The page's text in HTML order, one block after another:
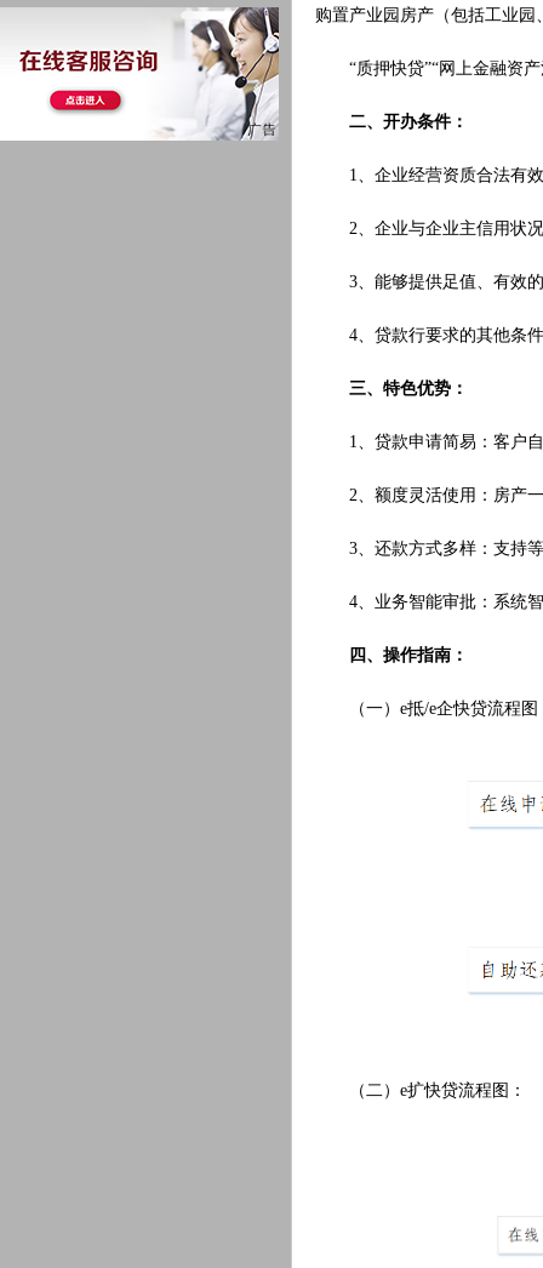
购置产业园房产（包括工业
“质押快贷”“网上金融资产
二、开办条件：
1、企业经营资质合法有效
2、企业与企业主信用状
3、能够提供足值、有效
4、贷款行要求的其他条
三、特色优势：
1、贷款申请简易：客户自
2、额度灵活使用：房产一
3、还款方式多样：支持等
4、业务智能审批：系统智
四、操作指南：
（一）e抵/e企快贷流程图
（二）e扩快贷流程图：